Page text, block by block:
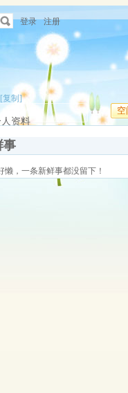
登录 注册
[复制]
空
资料
事
懒，一条新鲜事都没留下！